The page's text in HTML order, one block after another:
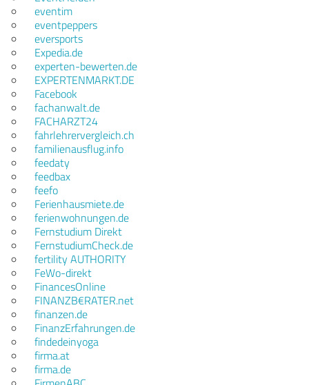
eventim
eventpeppers
eversports
Expedia.de
experten-bewerten.de
EXPERTENMARKT.DE
Facebook
fachanwalt.de
FACHARZT24
fahrlehrervergleich.ch
familienausflug.info
feedaty
feedbax
feefo
Ferienhausmiete.de
ferienwohnungen.de
Fernstudium Direkt
FernstudiumCheck.de
fertility AUTHORITY
FeWo-direkt
FinancesOnline
FINANZB€RATER.net
finanzen.de
FinanzErfahrungen.de
findedeinyoga
firma.at
firma.de